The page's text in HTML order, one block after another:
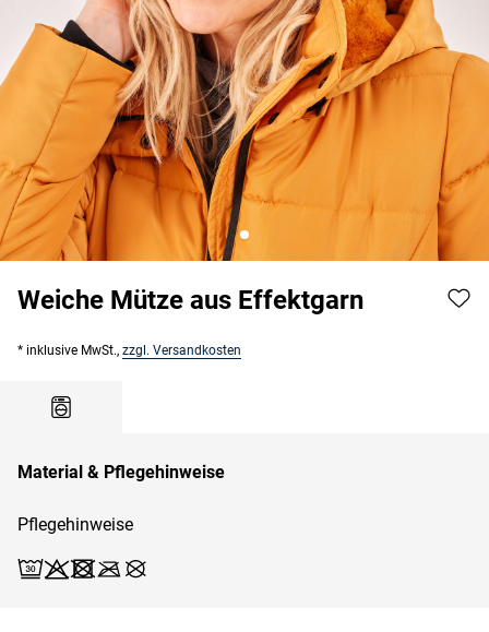
Weiche Mütze aus Effektgarn
* inklusive MwSt., zzgl. Versandkosten
Material & Pflegehinweise
Pflegehinweise